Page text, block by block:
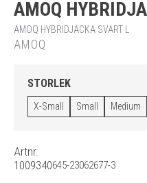
AMOQ
AMOQ HYBRIDJACKA SVART L
AMOQ
STORLEK
X-Small Small Medium
Artnr.
1009340645-23062677-3